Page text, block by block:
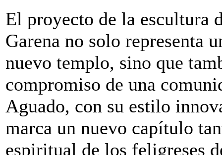
El proyecto de la escultura
Garena no solo representa
nuevo templo, sino que
compromiso de una
Aguado, con su estilo
marca un nuevo capítulo
espiritual de los feligreses